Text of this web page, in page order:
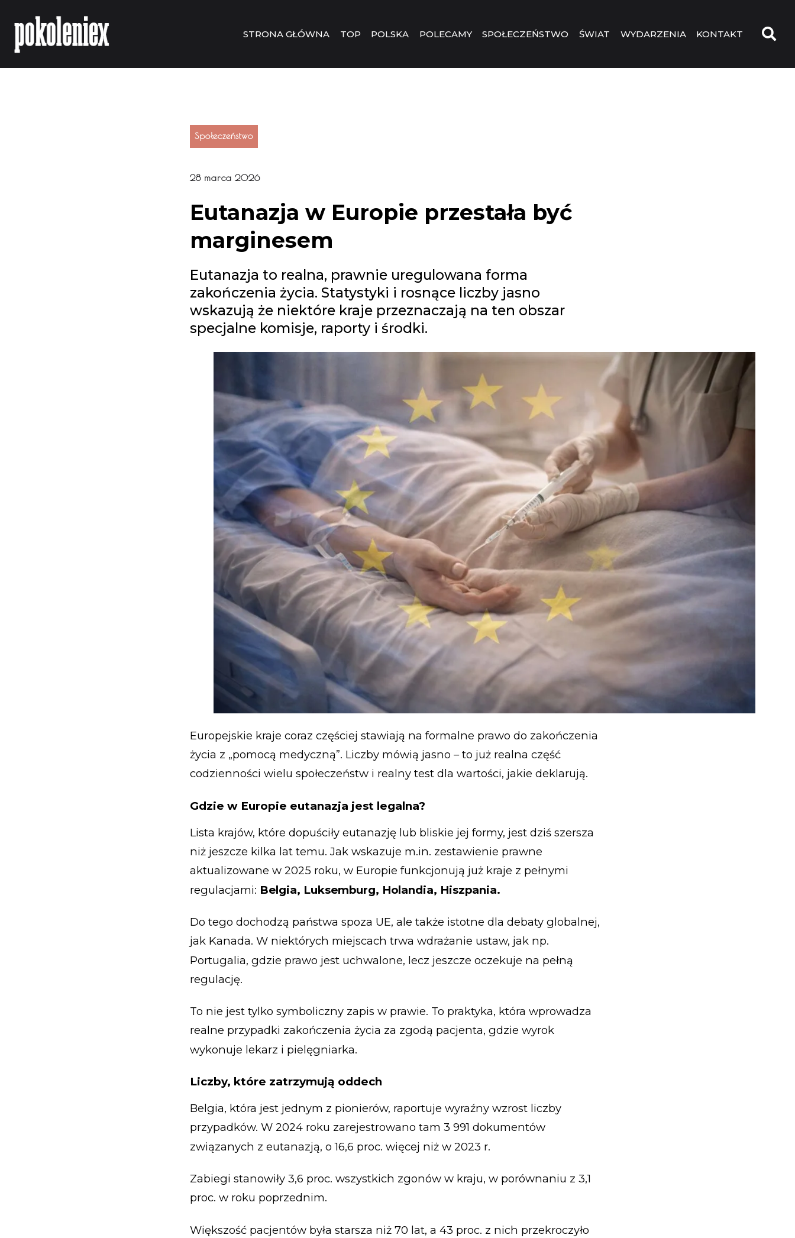
STRONA GŁÓWNA TOP POLSKA POLECAMY SPOŁECZEŃSTWO ŚWIAT WYDARZENIA KONTAKT
Społeczeństwo
28 marca 2026
Eutanazja w Europie przestała być
marginesem
Eutanazja to realna, prawnie uregulowana forma
zakończenia życia. Statystyki i rosnące liczby jasno
wskazują że niektóre kraje przeznaczają na ten obszar
specjalne komisje, raporty i środki.
Europejskie kraje coraz częściej stawiają na formalne prawo do zakończenia
życia z „pomocą medyczną”. Liczby mówią jasno – to już realna część
codzienności wielu społeczeństw i realny test dla wartości, jakie deklarują.
Gdzie w Europie eutanazja jest legalna?
Lista krajów, które dopuściły eutanazję lub bliskie jej formy, jest dziś szersza
niż jeszcze kilka lat temu. Jak wskazuje m.in. zestawienie prawne
aktualizowane w 2025 roku, w Europie funkcjonują już kraje z pełnymi
regulacjami: Belgia, Luksemburg, Holandia, Hiszpania.
Do tego dochodzą państwa spoza UE, ale także istotne dla debaty globalnej,
jak Kanada. W niektórych miejscach trwa wdrażanie ustaw, jak np.
Portugalia, gdzie prawo jest uchwalone, lecz jeszcze oczekuje na pełną
regulację.
To nie jest tylko symboliczny zapis w prawie. To praktyka, która wprowadza
realne przypadki zakończenia życia za zgodą pacjenta, gdzie wyrok
wykonuje lekarz i pielęgniarka.
Liczby, które zatrzymują oddech
Belgia, która jest jednym z pionierów, raportuje wyraźny wzrost liczby
przypadków. W 2024 roku zarejestrowano tam 3 991 dokumentów
związanych z eutanazją, o 16,6 proc. więcej niż w 2023 r.
Zabiegi stanowiły 3,6 proc. wszystkich zgonów w kraju, w porównaniu z 3,1
proc. w roku poprzednim.
Większość pacjentów była starsza niż 70 lat, a 43 proc. z nich przekroczyło